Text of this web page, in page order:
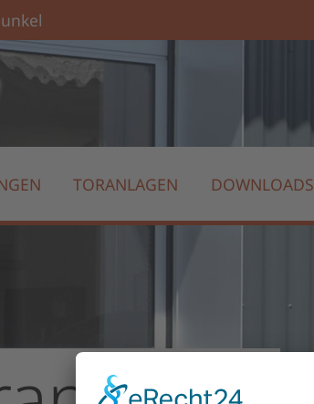
TORANLAGEN DOWNLOADS